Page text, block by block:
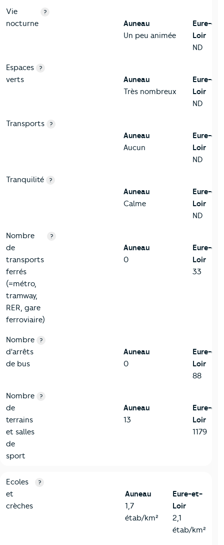
Vie
nocturne
?
Auneau
Un peu animée
Eure-et-
Loir
ND
Espaces
verts
?
Auneau
Très nombreux
Eure-et-
Loir
ND
Transports ?
Auneau
Aucun
Eure-et-
Loir
ND
Tranquilité ?
Auneau
Calme
Eure-et-
Loir
ND
Nombre
de
transports
ferrés
(=métro,
tramway,
RER, gare
ferroviaire)
?
Auneau
0
Eure-et-
Loir
33
Nombre
d'arrêts
de bus
?
Auneau
0
Eure-et-
Loir
88
Nombre
de
terrains
et salles
de
sport
?
Auneau
13
Eure-et-
Loir
1179
4-Education
Critères
Ecoles
et
crèches
?
Auneau
1,7
étab/km²
Eure-et-
Loir
2,1
étab/km²